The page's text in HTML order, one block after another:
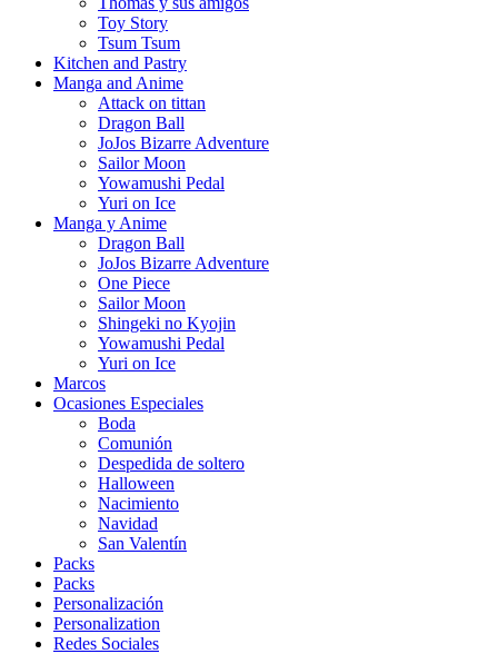
Toy Story
Tsum Tsum
Kitchen and Pastry
Manga and Anime
Attack on tittan
Dragon Ball
JoJos Bizarre Adventure
Sailor Moon
Yowamushi Pedal
Yuri on Ice
Manga y Anime
Dragon Ball
JoJos Bizarre Adventure
One Piece
Sailor Moon
Shingeki no Kyojin
Yowamushi Pedal
Yuri on Ice
Marcos
Ocasiones Especiales
Boda
Comunión
Despedida de soltero
Halloween
Nacimiento
Navidad
San Valentín
Packs
Packs
Personalización
Personalization
Redes Sociales